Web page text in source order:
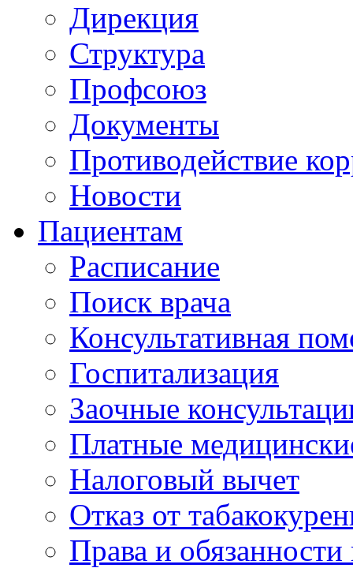
Дирекция
Структура
Профсоюз
Документы
Противодействие
Новости
Пациентам
Расписание
Поиск врача
Консультативная
Госпитализация
Заочные
Платные
Налоговый вычет
Отказ от
Права и